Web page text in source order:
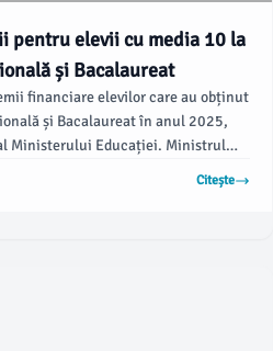
pentru elevii cu media 10 la
și Bacalaureat
financiare elevilor care au obținut
și Bacalaureat în anul 2025,
Ministerului Educației. Ministrul
a subliniat că această măsură
dificil și reprezintă o susținere
Citește